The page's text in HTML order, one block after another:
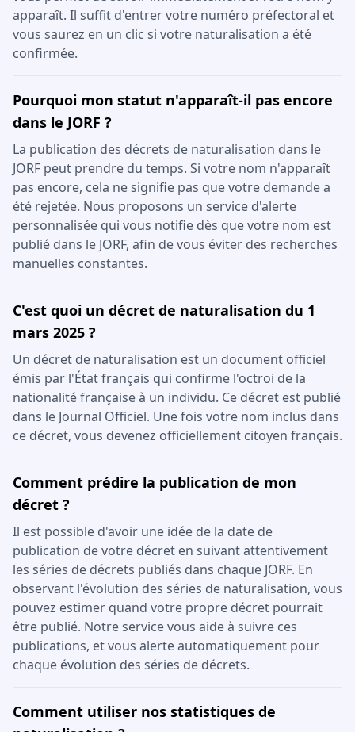
apparaît. Il suffit d'entrer votre numéro préfectoral et
vous saurez en un clic si votre naturalisation a été
confirmée.
Pourquoi mon statut n'apparaît-il pas encore
dans le JORF ?
La publication des décrets de naturalisation dans le
JORF peut prendre du temps. Si votre nom n'apparaît
pas encore, cela ne signifie pas que votre demande a
été rejetée. Nous proposons un service d'alerte
personnalisée qui vous notifie dès que votre nom est
publié dans le JORF, afin de vous éviter des recherches
manuelles constantes.
C'est quoi un décret de naturalisation du 1
mars 2025 ?
Un décret de naturalisation est un document officiel
émis par l'État français qui confirme l'octroi de la
nationalité française à un individu. Ce décret est publié
dans le Journal Officiel. Une fois votre nom inclus dans
ce décret, vous devenez officiellement citoyen français.
Comment prédire la publication de mon
décret ?
Il est possible d'avoir une idée de la date de
publication de votre décret en suivant attentivement
les séries de décrets publiés dans chaque JORF. En
observant l'évolution des séries de naturalisation, vous
pouvez estimer quand votre propre décret pourrait
être publié. Notre service vous aide à suivre ces
publications, et vous alerte automatiquement pour
chaque évolution des séries de décrets.
Comment utiliser nos statistiques de